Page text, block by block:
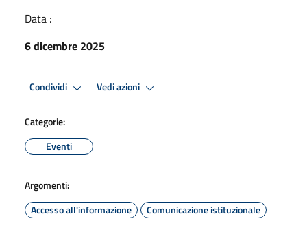
Data :
6 dicembre 2025
Condividi Vedi azioni
Categorie:
Eventi
Argomenti:
Accesso all'informazione
Comunicazione istituzionale